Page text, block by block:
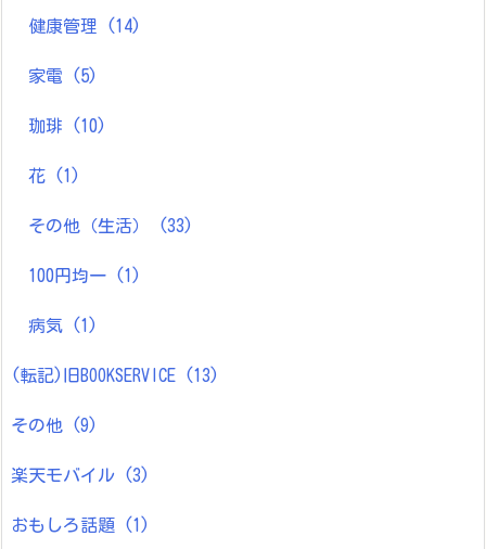
健康管理 (14)
家電 (5)
珈琲 (10)
花 (1)
その他（生活） (33)
100円均一 (1)
病気 (1)
(転記)旧BOOKSERVICE (13)
その他 (9)
楽天モバイル (3)
おもしろ話題 (1)